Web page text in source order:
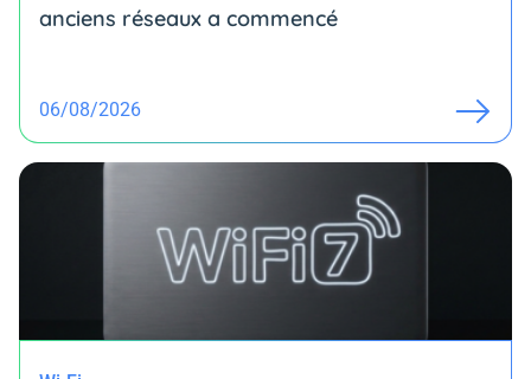
anciens réseaux a commencé
06/08/2026